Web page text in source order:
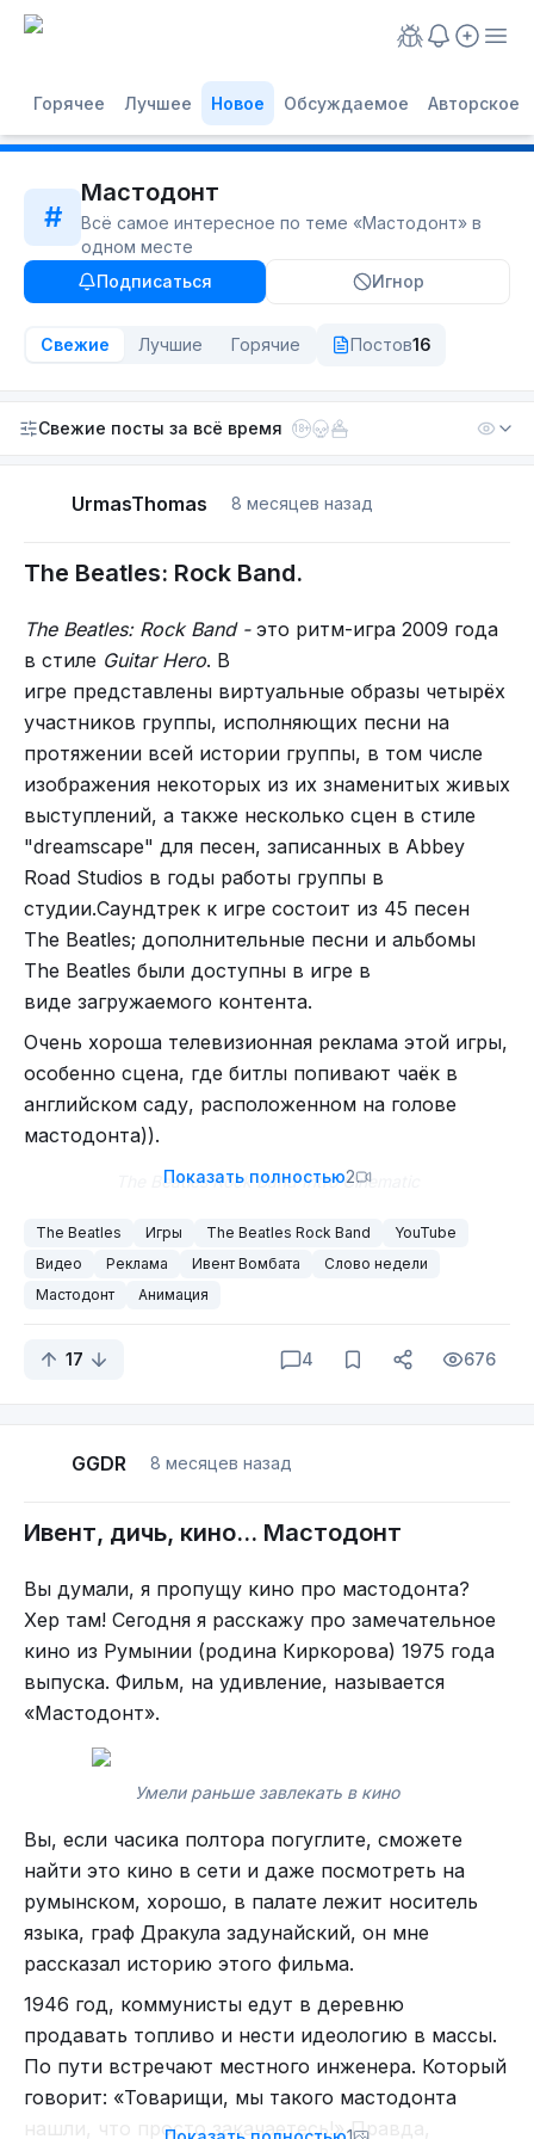
Горячее Лучшее Новое Обсуждаемое Авторское
#
Мастодонт
Всё самое интересное по теме «Мастодонт» в
одном месте
Подписаться
Игнор
Свежие Лучшие Горячие Постов16
Свежие посты за всё время 18+
UrmasThomas 8 месяцев назад
The Beatles: Rock Band.
The Beatles: Rock Band -это ритм-игра 2009 года
в стиле Guitar Hero. В
игре представлены виртуальные образы четырёх
участников группы, исполняющих песни на
протяжении всей истории группы, в том числе
изображения некоторых из их знаменитых живых
выступлений, а также несколько сцен в стиле
"dreamscape" для песен, записанных в Abbey
Road Studios в годы работы группы в
студии.Саундтрек к игре состоит из 45 песен
The Beatles; дополнительные песни и альбомы
The Beatles были доступны в игре в
виде загружаемого контента.
Очень хороша телевизионная реклама этой игры,
особенно сцена, где битлы попивают чаёк в
английском саду, расположенном на голове
мастодонта)).
The Beatles Rock Band Intro Cinematic
Вики
Показать полностью2
The Beatles Игры The Beatles Rock Band
YouTube
Видео
Реклама Ивент Вомбата
Слово недели
Мастодонт
Анимация
17 4 676
GGDR 8 месяцев назад
Ивент, дичь, кино... Мастодонт
Вы думали, я пропущу кино про мастодонта?
Хер там! Сегодня я расскажу про замечательное
кино из Румынии (родина Киркорова) 1975 года
выпуска. Фильм, на удивление, называется
«Мастодонт».
Умели раньше завлекать в кино
Вы, если часика полтора погуглите, сможете
найти это кино в сети и даже посмотреть на
румынском, хорошо, в палате лежит носитель
языка, граф Дракула задунайский, он мне
рассказал историю этого фильма.
1946 год, коммунисты едут в деревню
продавать топливо и нести идеологию в массы.
По пути встречают местного инженера. Который
говорит: «Товарищи, мы такого мастодонта
нашли, что просто закачаетесь!» Правда,